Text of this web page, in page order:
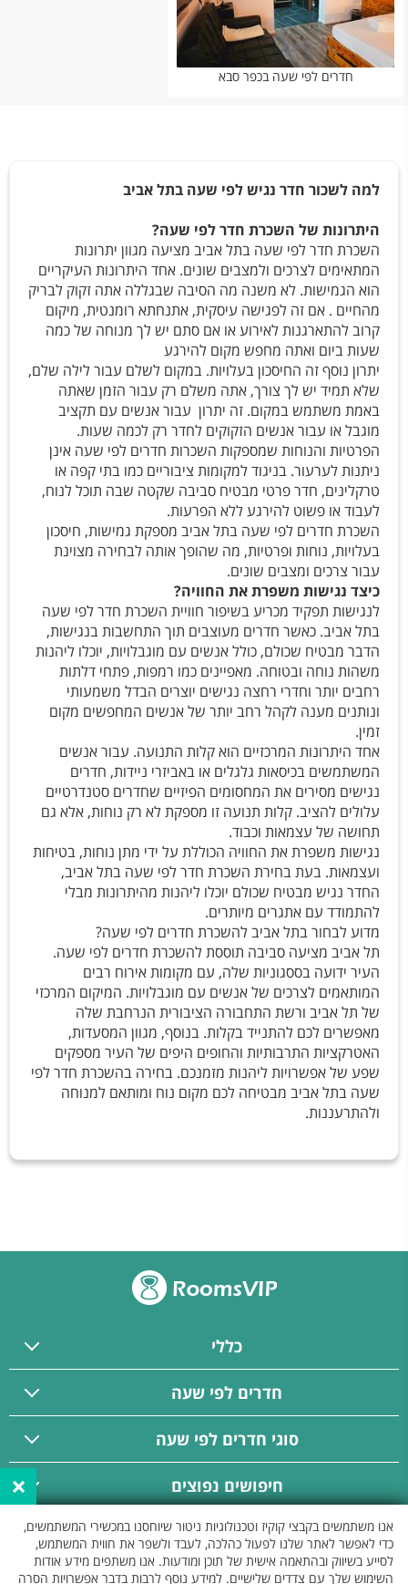
חדרים לפי שעה בכפר סבא
למה לשכור חדר נגיש לפי שעה בתל אביב
היתרונות של השכרת חדר לפי שעה?
השכרת חדר לפי שעה בתל אביב מציעה מגוון יתרונות
המתאימים לצרכים ולמצבים שונים. אחד היתרונות העיקריים
הוא הגמישות. לא משנה מה הסיבה שבגללה אתה זקוק לבריק
מהחיים . אם זה לפגישה עיסקית, אתנחתא רומנטית, מיקום
קרוב להתארגנות לאירוע או אם סתם יש לך מנוחה של כמה
שעות ביום ואתה מחפש מקום להירגע
יתרון נוסף זה החיסכון בעלויות. במקום לשלם עבור לילה שלם,
שלא תמיד יש לך צורך, אתה משלם רק עבור הזמן שאתה
באמת משתמש במקום. זה יתרון עבור אנשים עם תקציב
מוגבל או עבור אנשים הזקוקים לחדר רק לכמה שעות.
הפרטיות והנוחות שמספקות השכרות חדרים לפי שעה אינן
ניתנות לערעור. בניגוד למקומות ציבוריים כמו בתי קפה או
טרקלינים, חדר פרטי מבטיח סביבה שקטה שבה תוכל לנוח,
לעבוד או פשוט להירגע ללא הפרעות.
השכרת חדרים לפי שעה בתל אביב מספקת גמישות, חיסכון
בעלויות, נוחות ופרטיות, מה שהופך אותה לבחירה מצוינת
עבור צרכים ומצבים שונים.
כיצד נגישות משפרת את החוויה?
לנגישות תפקיד מכריע בשיפור חוויית השכרת חדר לפי שעה
בתל אביב. כאשר חדרים מעוצבים תוך התחשבות בנגישות,
הדבר מבטיח שכולם, כולל אנשים עם מוגבלויות, יוכלו ליהנות
משהות נוחה ובטוחה. מאפיינים כמו רמפות, פתחי דלתות
רחבים יותר וחדרי רחצה נגישים יוצרים הבדל משמעותי
ונותנים מענה לקהל רחב יותר של אנשים המחפשים מקום
זמין.
אחד היתרונות המרכזיים הוא קלות התנועה. עבור אנשים
המשתמשים בכיסאות גלגלים או באביזרי ניידות, חדרים
נגישים מסירים את המחסומים הפיזיים שחדרים סטנדרטיים
עלולים להציב. קלות תנועה זו מספקת לא רק נוחות, אלא גם
תחושה של עצמאות וכבוד.
נגישות משפרת את החוויה הכוללת על ידי מתן נוחות, בטיחות
ועצמאות. בעת בחירת השכרת חדר לפי שעה בתל אביב,
החדר נגיש מבטיח שכולם יוכלו ליהנות מהיתרונות מבלי
להתמודד עם אתגרים מיותרים.
מדוע לבחור בתל אביב להשכרת חדרים לפי שעה?
תל אביב מציעה סביבה תוססת להשכרת חדרים לפי שעה.
העיר ידועה בססגוניות שלה, עם מקומות אירוח רבים
המותאמים לצרכים של אנשים עם מוגבלויות. המיקום המרכזי
של תל אביב ורשת התחבורה הציבורית הנרחבת שלה
מאפשרים לכם להתנייד בקלות. בנוסף, מגוון המסעדות,
האטרקציות התרבותיות והחופים היפים של העיר מספקים
שפע של אפשרויות ליהנות מזמנכם. בחירה בהשכרת חדר לפי
שעה בתל אביב מבטיחה לכם מקום נוח ומותאם למנוחה
ולהתרעננות.
כללי
חדרים לפי שעה
סוגי חדרים לפי שעה
חיפושים נפוצים
פרסום באתר
×
אנו משתמשים בקבצי קוקיז וטכנולוגיות ניטור שיוחסנו במכשירי המשתמשים,
כדי לאפשר לאתר שלנו לפעול כהלכה, לעבד ולשפר את חווית המשתמש,
לסייע בשיווק ובהתאמה אישית של תוכן ומודעות. אנו משתפים מידע אודות
השימוש שלך עם צדדים שלישיים. למידע נוסף לרבות בדבר אפשרויות הסרה